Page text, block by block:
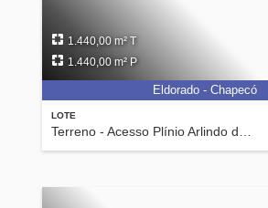
LOTE
1.440,00 m² T
1.440,00 m² P
Eldorado - Chapecó